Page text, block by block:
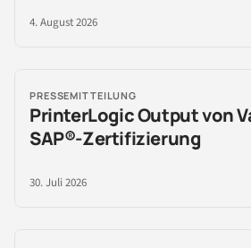
4. August 2026
PRESSEMITTEILUNG
PrinterLogic Output von
SAP®-Zertifizierung
30. Juli 2026